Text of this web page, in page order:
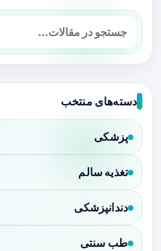
دسته‌های منتخب
پزشکی
تغذیه سالم
دندانپزشکی
طب سنتی